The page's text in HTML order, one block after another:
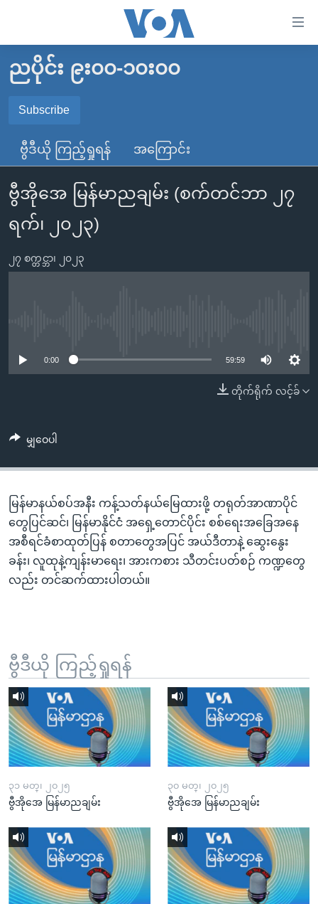
လွယ်ကူ
စေ
သည့်
Link
များ
ပင်မ
အကြောင်းအရာ
သို့
ကြည့်
စာမျက်နှာ
ရန်
နေရာ
သို့
ကျော်
မူလစာမျက်နှာ
နိုင်ငံတကာ
တရုတ်
အစ္စရေး-ပါလက်စတိုင်း
ဗွီဒီယို
ရပ်ဝန်းတခု လမ်းတခု အလွန်
အင်္ဂလိပ်စာလေ့လာမယ်
အမေရိကန်သုံးအီဒီယံ
အပတ်စဉ်ကဏ္ဍများ
ဘာသာစကားများ
ညပိုင်း ၉း၀၀-၁၀း၀၀
Subscribe
Spotify
ရယူရန်
ဗွီဒီယို ကြည့်ရှုရန် အကြောင်း
ဗွီအိုအေ မြန်မာညချမ်း (စက်တင်ဘာ ၂၇
ရက်၊ ၂၀၂၃)
၂၇ စက္တင္ဘာ၊ ၂၀၂၃
0:00 59:59
တိုက်ရိုက် လင့်ခ်
မျှဝေပါ
မြန်မာနယ်စပ်အနီး ကန့်သတ်နယ်မြေထားဖို့ တရုတ်အာဏာပိုင်
တွေပြင်ဆင်၊ မြန်မာနိုင်ငံ အရှေ့တောင်ပိုင်း စစ်ရေးအခြေအနေ
အစီရင်ခံစာထုတ်ပြန် စတာတွေအပြင် အယ်ဒီတာနဲ့ ဆွေးနွေး
ခန်း၊ လူထုနဲ့ကျန်းမာရေး၊ အားကစား သီတင်းပတ်စဉ် ကဏ္ဍတွေ
လည်း တင်ဆက်ထားပါတယ်။
ဗွီဒီယို ကြည့်ရှုရန်
၃၁ မတ္၊ ၂၀၂၅
ဗွီအိုအေ မြန်မာညချမ်း
၃၀ မတ္၊ ၂၀၂၅
ဗွီအိုအေ မြန်မာညချမ်း